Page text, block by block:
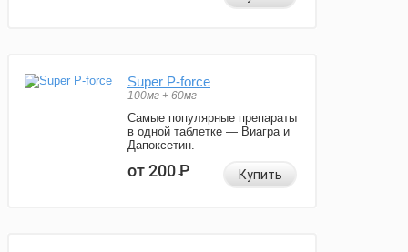
Super P-force
100мг + 60мг
Самые популярные препараты
в одной таблетке — Виагра и
Дапоксетин.
от 200Р Купить